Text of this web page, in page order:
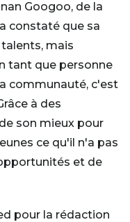
Googoo, de la
constaté que sa
mais
tant que personne
communauté, c'est
à des
son mieux pour
ce qu'il n'a pas
et de
pour la rédaction